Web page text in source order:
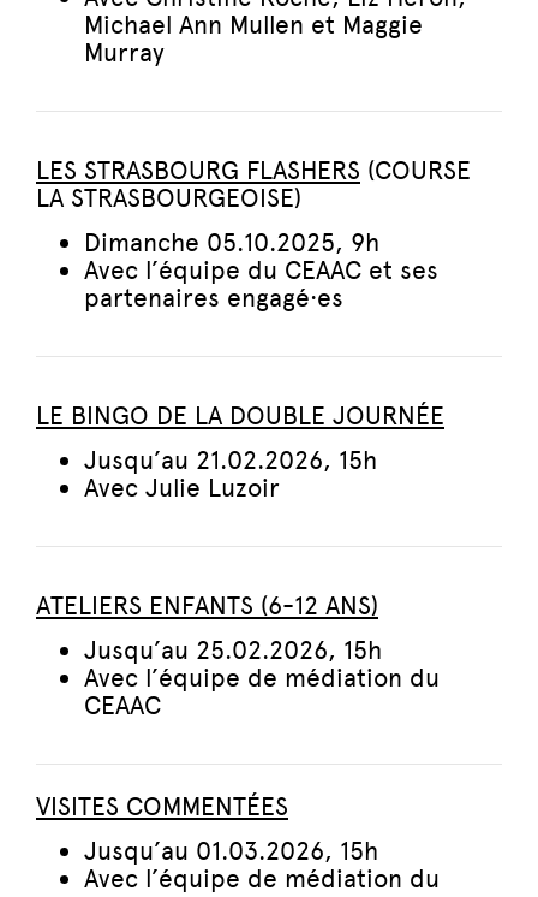
Michael Ann Mullen et Maggie
Murray
LES STRASBOURG FLASHERS (COURSE
LA STRASBOURGEOISE)
Dimanche 05.10.2025, 9h
Avec l’équipe du CEAAC et ses
partenaires engagé·es
LE BINGO DE LA DOUBLE JOURNÉE
Jusqu’au 21.02.2026, 15h
Avec Julie Luzoir
ATELIERS ENFANTS (6-12 ANS)
Jusqu’au 25.02.2026, 15h
Avec l’équipe de médiation du
CEAAC
VISITES COMMENTÉES
Jusqu’au 01.03.2026, 15h
Avec l’équipe de médiation du